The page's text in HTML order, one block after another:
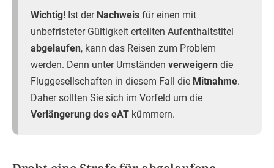
Wichtig! Ist der Nachweis für einen mit
unbefristeter Gültigkeit erteilten Aufenthaltstitel
abgelaufen, kann das Reisen zum Problem
werden. Denn unter Umständen verweigern die
Fluggesellschaften in diesem Fall die Mitnahme.
Daher sollten Sie sich im Vorfeld um die
Verlängerung des eAT kümmern.